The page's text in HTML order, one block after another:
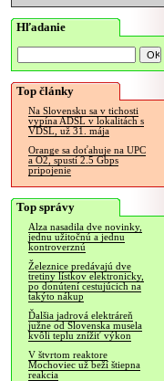
Hľadanie
Top články
Na Slovensku sa v tichosti
vypína ADSL v lokalitách s
VDSL, už 31. mája
Orange sa doťahuje na UPC
a O2, spustí 2.5 Gbps
pripojenie
Top správy
Alza nasadila dve novinky,
jednu užitočnú a jednu
kontroverznú
Železnice predávajú dve
tretiny lístkov elektronicky,
po donútení cestujúcich na
takýto nákup
Ďalšia jadrová elektráreň
južne od Slovenska musela
kvôli teplu znížiť výkon
V štvrtom reaktore
Mochoviec už beží štiepna
reakcia